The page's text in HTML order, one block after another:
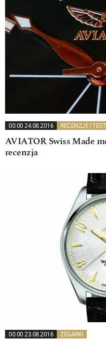
00:00 24.08.2016 RECENZJE I
AVIATOR Swiss Made
recenzja
00:00 23.08.2016 ZEGARKI